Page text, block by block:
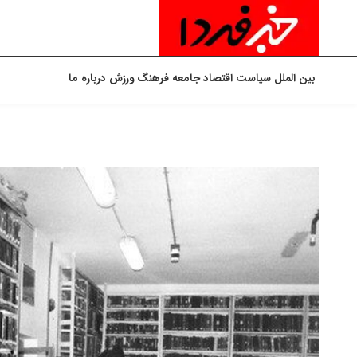
بین الملل سیاست اقتصادجامعه فرهنگورزش درباره ما